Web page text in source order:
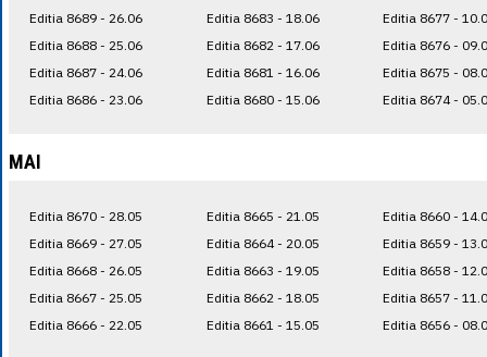
Editia 8689 - 26.06
Editia 8688 - 25.06
Editia 8687 - 24.06
Editia 8686 - 23.06
Editia 8683 - 18.06
Editia 8682 - 17.06
Editia 8681 - 16.06
Editia 8680 - 15.06
Editia 8677 -
Editia 8676 -
Editia 8675 -
Editia 8674 -
MAI
Editia 8670 - 28.05
Editia 8669 - 27.05
Editia 8668 - 26.05
Editia 8667 - 25.05
Editia 8666 - 22.05
Editia 8665 - 21.05
Editia 8664 - 20.05
Editia 8663 - 19.05
Editia 8662 - 18.05
Editia 8661 - 15.05
Editia 8660 -
Editia 8659 -
Editia 8658 -
Editia 8657 -
Editia 8656 -